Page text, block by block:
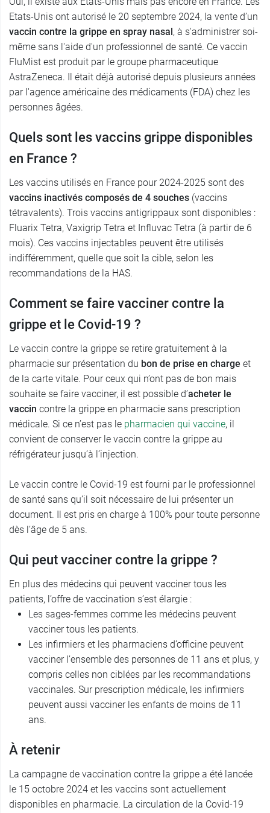
Etats-Unis ont autorisé le 20 septembre 2024, la vente d’un
vaccin contre la grippe en spray nasal , à s'administrer soi-
même sans l'aide d'un professionnel de santé. Ce vaccin
FluMist est produit par le groupe pharmaceutique
AstraZeneca. Il était déjà autorisé depuis plusieurs années
par l'agence américaine des médicaments (FDA) chez les
personnes âgées.
Quels sont les vaccins grippe disponibles
en France ?
Les vaccins utilisés en France pour 2024-2025 sont des
vaccins inactivés composés de 4 souches (vaccins
tétravalents). Trois vaccins antigrippaux sont disponibles :
Fluarix Tetra, Vaxigrip Tetra et Influvac Tetra (à partir de 6
mois). Ces vaccins injectables peuvent être utilisés
indifféremment, quelle que soit la cible, selon les
recommandations de la HAS.
Comment se faire vacciner contre la
grippe et le Covid-19 ?
Le vaccin contre la grippe se retire gratuitement à la
pharmacie sur présentation du bon de prise en charge et
de la carte vitale. Pour ceux qui n’ont pas de bon mais
souhaite se faire vacciner, il est possible d’acheter le
vaccin contre la grippe en pharmacie sans prescription
médicale. Si ce n’est pas le pharmacien qui vaccine, il
convient de conserver le vaccin contre la grippe au
réfrigérateur jusqu’à l’injection.
Le vaccin contre le Covid-19 est fourni par le professionnel
de santé sans qu’il soit nécessaire de lui présenter un
document. Il est pris en charge à 100% pour toute personne
dès l’âge de 5 ans.
Qui peut vacciner contre la grippe ?
En plus des médecins qui peuvent vacciner tous les
patients, l’offre de vaccination s’est élargie :
Les sages-femmes comme les médecins peuvent
vacciner tous les patients.
Les infirmiers et les pharmaciens d’officine peuvent
vacciner l’ensemble des personnes de 11 ans et plus, y
compris celles non ciblées par les recommandations
vaccinales. Sur prescription médicale, les infirmiers
peuvent aussi vacciner les enfants de moins de 11
ans.
À retenir
La campagne de vaccination contre la grippe a été lancée
le 15 octobre 2024 et les vaccins sont actuellement
disponibles en pharmacie. La circulation de la Covid-19